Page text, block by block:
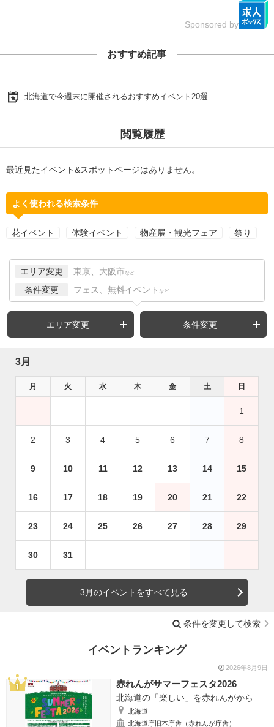
Sponsored by
おすすめ記事
北海道で今週末に開催されるおすすめイベント20選
閲覧履歴
最近見たイベント&スポットページはありません。
よく使われる検索条件
花イベント 体験イベント 物産展・観光フェア 祭り
エリア変更 東京、大阪市 など
条件変更 フェス、無料イベント など
エリア変更 条件変更
3月
月 火 水 木 金 土 日
1
2 3 4 5 6 7 8
9 10 11 12 13 14 15
16 17 18 19 20 21 22
23 24 25 26 27 28 29
30 31
3月のイベントをすべて見る
条件を変更して検索
イベントランキング
2026年8月9日
赤れんがサマーフェスタ2026
北海道の「楽しい」を赤れんがから
北海道
北海道庁旧本庁舎（赤れんが庁舎）